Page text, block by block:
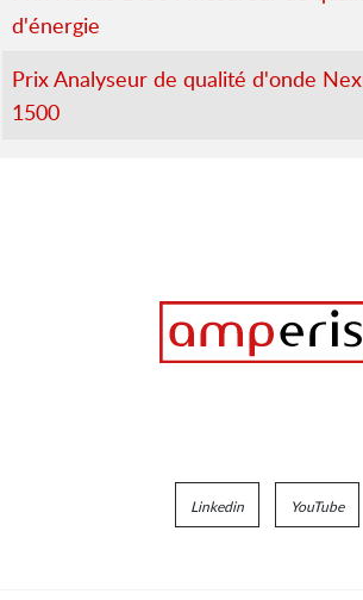
d'énergie
Prix Analyseur de qualité d'onde
1500
Linkedin YouTube